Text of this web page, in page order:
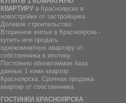
КВАРТИРУв Красноярске в
новостройке от застройщика.
Долевое строительство.
Вторичное жилье в Красноярске -
купить или продать
однокомнатную квартиру от
собственника в ипотеку.
Постоянно обновляемая база
данных 1 комн квартир
Красноярска. Срочная продажа
квартир от собственника.
ГОСТИНКИ КРАСНОЯРСКА.